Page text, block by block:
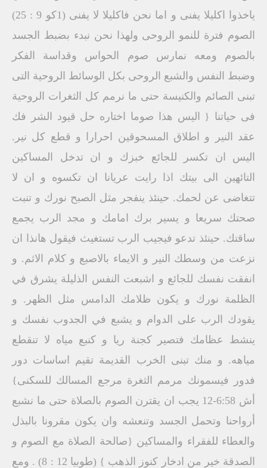
ياخذوا اكليلا يفنى و اما نحن فاكليلا لا يفنى (1كو 9 : 25)
الصوم فترة للنمو الروحى ولهذا نحن نبدء بضبط الجسد
بالصوم ومعه نمارس صوم الحواس وقداسة الفكر
وضبط النفس والشبع الروحى بكل الوسائط الروحية التى
تبنى الصائم والكنيسة حتى ما نرمم كل الثغرات الروحية
فى حياتنا { اليس هذا صوما اختاره حل قيود الشر فك
عقد النير و اطلاق المسحوقين احرارا و قطع كل نير.
اليس ان تكسر للجائع خبزك و ان تدخل المساكين
التائهين الى بيتك اذا رايت عريانا ان تكسوه و ان لا
تتغاضى عن لحمك. حينئذ ينفجر مثل الصبح نورك و تنبت
صحتك سريعا و يسير برك امامك و مجد الرب يجمع
ساقتك. حينئذ تدعو فيجيب الرب تستغيث فيقول هانذا ان
نزعت من وسطك النير و الايماء بالاصبع و كلام الاثم. و
انفقت نفسك للجائع و اشبعت النفس الذليلة يشرق في
الظلمة نورك و يكون ظلامك الدامس مثل الظهر. و
يقودك الرب على الدوام و يشبع في الجدوب نفسك و
ينشط عظامك فتصير كجنة ريا و كنبع مياه لا تنقطع
مياهه. و منك تبنى الخرب القديمة تقيم اساسات دور
فدور فيسمونك مرمم الثغرة مرجع المسالك للسكنى}
أش 6:58-12 يجب ان يقترن الصوم بالصلاة حتى ما نشبع
أرواحنا وتحمل الجسد وتنعشه وان يكون مقرونا بالبذل
والعطاء للفقراء والمساكين {صالحة الصلاة مع الصوم و
الصدقة خير من ادخار كنوز الذهب } (طوبيا 12 : 8) . ومع